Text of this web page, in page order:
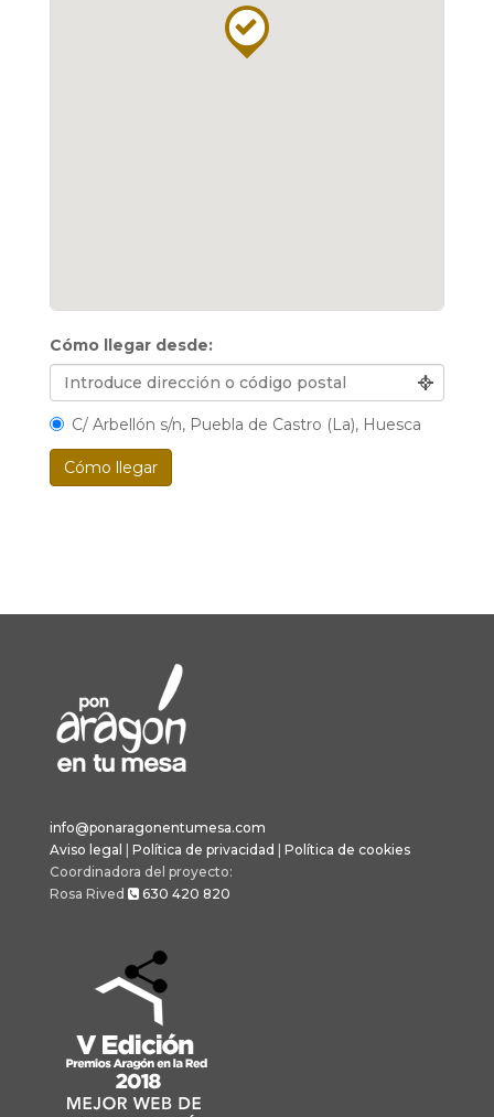
Cómo llegar desde:
C/ Arbellón s/n, Puebla de Castro (La), Huesca
info@ponaragonentumesa.com
Aviso legal
Política de privacidad
Política de cookies
Coordinadora del proyecto:
Rosa Rived
630 420 820